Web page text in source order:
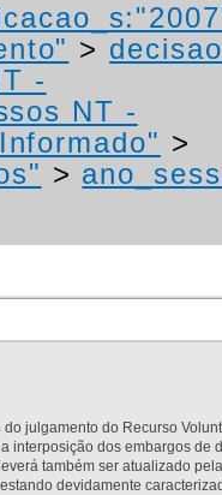
>
-
NT -
>
>
julgamento do Recurso
dos embargos de
também ser atualizado
devidamente